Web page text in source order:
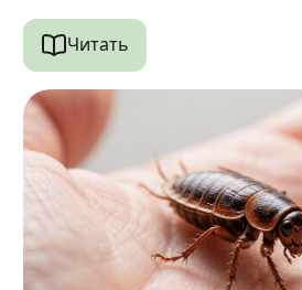
Читать